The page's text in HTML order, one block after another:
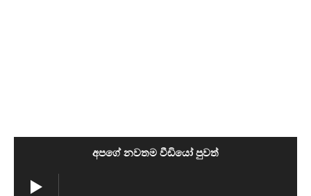
අපගේ නවතම වීඩියෝ පුවත්